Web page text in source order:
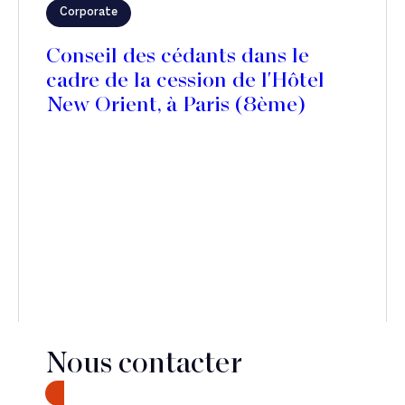
Corporate
Conseil des cédants dans le
cadre de la cession de l'Hôtel
New Orient, à Paris (8ème)
Nous contacter